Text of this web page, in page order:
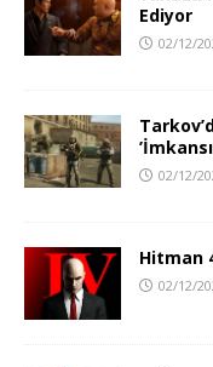
Ediyor
02/12/
02/12/
Hitman
02/12/